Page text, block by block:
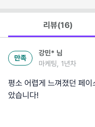
리뷰(16)
만족
강민* 님
마케팅, 1년차
평소 어렵게 느껴졌던 페
았습니다!